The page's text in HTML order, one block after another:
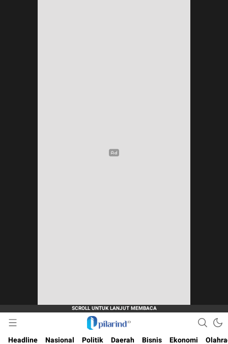
Pilarind.id
Dimana Arah Bangsa Bermula
Headline
Nasional Politik Daerah Bisnis Ekonomi